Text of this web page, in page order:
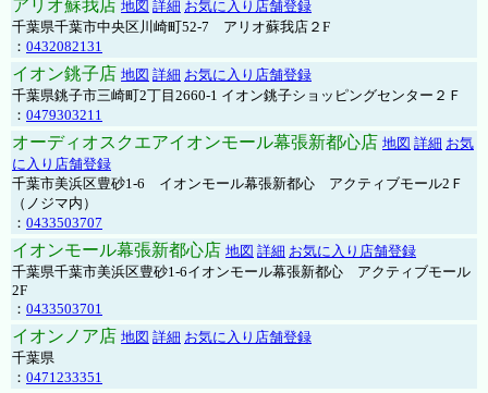
アリオ蘇我店 地図 詳細 お気に入り店舗登録
千葉県千葉市中央区川崎町52-7 アリオ蘇我店２F
： 0432082131
イオン銚子店 地図 詳細 お気に入り店舗登録
千葉県銚子市三崎町2丁目2660-1 イオン銚子ショッピングセンター２Ｆ
： 0479303211
オーディオスクエアイオンモール幕張新都心店 地図 詳細 お気
に入り店舗登録
千葉市美浜区豊砂1-6 イオンモール幕張新都心 アクティブモール2Ｆ
（ノジマ内）
： 0433503707
イオンモール幕張新都心店 地図 詳細 お気に入り店舗登録
千葉県千葉市美浜区豊砂1-6イオンモール幕張新都心 アクティブモール
2F
： 0433503701
イオンノア店 地図 詳細 お気に入り店舗登録
千葉県
： 0471233351